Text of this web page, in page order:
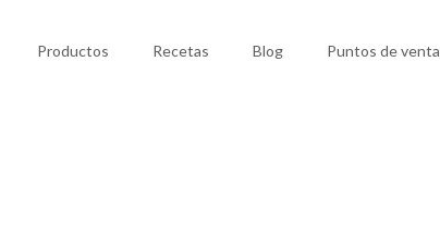
Productos Recetas Blog Puntos de venta